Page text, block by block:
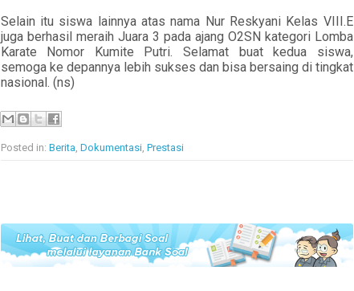
Selain itu siswa lainnya atas nama Nur Reskyani Kelas VIII.E
juga berhasil meraih Juara 3 pada ajang O2SN kategori Lomba
Karate Nomor Kumite Putri. Selamat buat kedua siswa,
semoga ke depannya lebih sukses dan bisa bersaing di tingkat
nasional. (ns)
Posted in: Berita Dokumentasi, Prestasi